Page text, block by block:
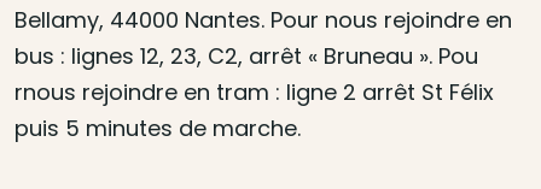
Bellamy, 44000 Nantes. Pour nous rejoindre en
bus : lignes 12, 23, C2, arrêt « Bruneau ». Pou
rnous rejoindre en tram : ligne 2 arrêt St Félix
puis 5 minutes de marche.